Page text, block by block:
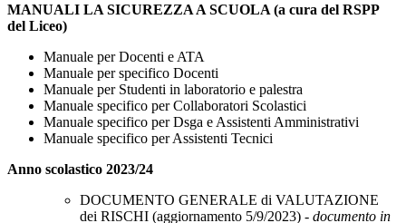
MANUALI LA SICUREZZA A SCUOLA (a cura del RSPP
del Liceo)
Manuale per Docenti e ATA
Manuale per specifico Docenti
Manuale per Studenti in laboratorio e palestra
Manuale specifico per Collaboratori Scolastici
Manuale specifico per Dsga e Assistenti Amministrativi
Manuale specifico per Assistenti Tecnici
Anno scolastico 2023/24
DOCUMENTO GENERALE di VALUTAZIONE
dei RISCHI (aggiornamento 5/9/2023) - documento in